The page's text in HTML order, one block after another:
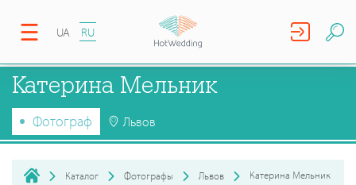
UA RU
Катерина Мельник
Фотограф Львов
Каталог Фотографы Львов Катерина Мельник